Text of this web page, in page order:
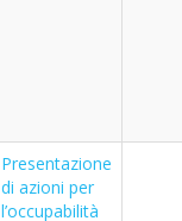
Presentazione
di azioni per
l’occupabilità